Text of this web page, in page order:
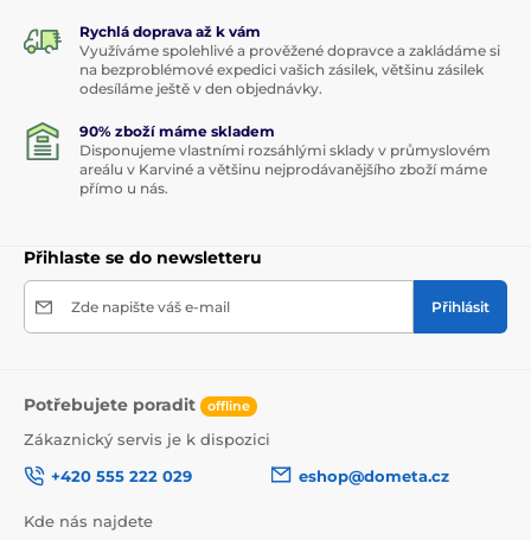
Rychlá doprava až k vám
Využíváme spolehlivé a prověžené dopravce a zakládáme si
na bezproblémové expedici vašich zásilek, většinu zásilek
odesíláme ještě v den objednávky.
90% zboží máme skladem
Disponujeme vlastními rozsáhlými sklady v průmyslovém
areálu v Karviné a většinu nejprodávanějšího zboží máme
přímo u nás.
Přihlaste se do newsletteru
Zde napište váš e-mail Přihlásit
Potřebujete poradit offline
Zákaznický servis je k dispozici
+420 555 222 029
eshop@dometa.cz
Kde nás najdete